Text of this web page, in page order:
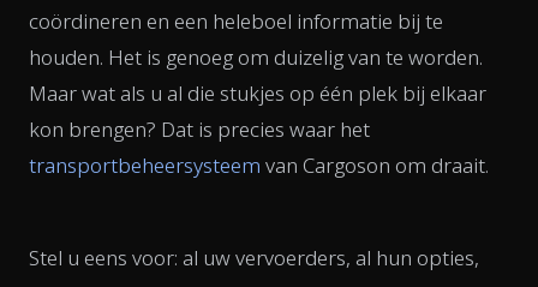
coördineren en een heleboel informatie bij te
houden. Het is genoeg om duizelig van te worden.
Maar wat als u al die stukjes op één plek bij elkaar
kon brengen? Dat is precies waar het
transportbeheersysteem van Cargoson om draait.
Stel u eens voor: al uw vervoerders, al hun opties,